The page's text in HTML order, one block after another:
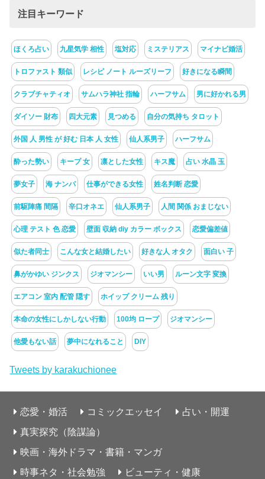
注目キーワード
ほくろ占い 九星気学 相性 塩対応 ミステリアス マイナビ婚活
トロファスト 類似 レシピ ノート ルーズリーフ 好きになる瞬間
クラブチャティオ サムハラ神社 指輪 ハーフサム 男に好かれる男
ダイソー 財布 四大元素 見つめる 自分の気持ち タロット
外国 人 男性 が 好む 日本 人 女性 仙人系男子 ハーフサム
酔った勢い キープ 女 凛とした女性 キス魔 占い 水晶 玉
夢女子 海 ナンパ 仕事ができる女性 姓名判断 恋愛
前駆陣痛 間隔 辛口オネエ 仙人系男子 人間 関係 おまじない
心理 テスト 色 恋愛 壁面 収納 diy カラー ボックス 恋愛偏差値
似た者同士 こんな女と結婚したい 好きな人 オタク 面白い 子
鼻がかゆい ジンクス ジオマンシー いい男 ルーン文字 変換
エアコン 室内 配管 隠す ホイップ クリーム 残り
本命の女性にしかしない行動 100均 ロープ ジオマンシー
他愛もない話 夢中になれること DIY
Tweets by karakuchionee
恋愛・婚活 コミックエッセイ
占い・開運
真実探究（陰謀論）
映画・海外ドラマ・書籍・マンガ
時事ネタ・社会勉強
ビューティ・健康